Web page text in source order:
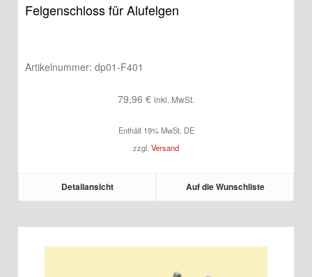
Felgenschloss für Alufelgen
Artikelnummer: dp01-F401
79,96 € inkl. MwSt.
Enthält 19% MwSt. DE
zzgl. Versand
Detailansicht Auf die Wunschliste